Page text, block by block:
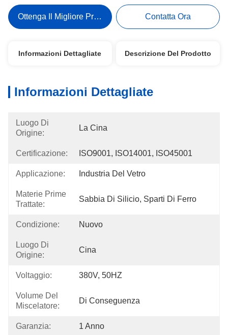
Ottenga Il Migliore Prezzo Contatta Ora
Informazioni Dettagliate Descrizione Del Prodotto
Informazioni Dettagliate
Luogo Di
Origine:
La Cina
Certificazione: ISO9001, ISO14001, ISO45001
Applicazione: Industria Del Vetro
Materie Prime
Trattate:
Sabbia Di Silicio, Sparti Di Ferro
Condizione: Nuovo
Luogo Di
Origine:
Cina
Voltaggio: 380V, 50HZ
Volume Del
Miscelatore:
Di Conseguenza
Garanzia: 1 Anno